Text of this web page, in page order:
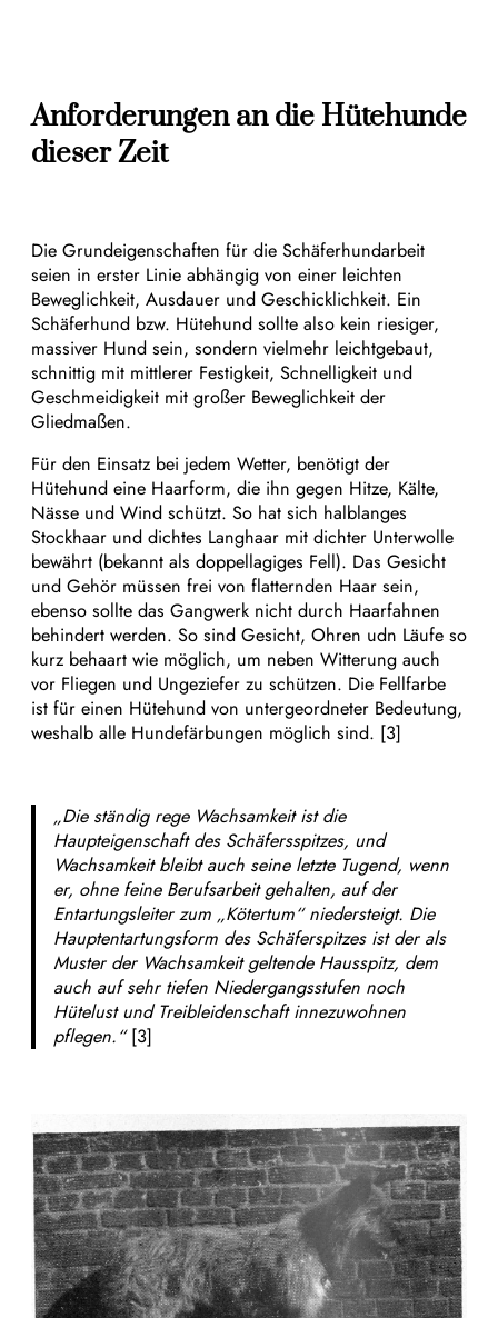
Anforderungen an die Hütehunde
dieser Zeit
Die Grundeigenschaften für die Schäferhundarbeit
seien in erster Linie abhängig von einer leichten
Beweglichkeit, Ausdauer und Geschicklichkeit. Ein
Schäferhund bzw. Hütehund sollte also kein riesiger,
massiver Hund sein, sondern vielmehr leichtgebaut,
schnittig mit mittlerer Festigkeit, Schnelligkeit und
Geschmeidigkeit mit großer Beweglichkeit der
Gliedmaßen.
Für den Einsatz bei jedem Wetter, benötigt der
Hütehund eine Haarform, die ihn gegen Hitze, Kälte,
Nässe und Wind schützt. So hat sich halblanges
Stockhaar und dichtes Langhaar mit dichter Unterwolle
bewährt (bekannt als doppellagiges Fell). Das Gesicht
und Gehör müssen frei von flatternden Haar sein,
ebenso sollte das Gangwerk nicht durch Haarfahnen
behindert werden. So sind Gesicht, Ohren udn Läufe so
kurz behaart wie möglich, um neben Witterung auch
vor Fliegen und Ungeziefer zu schützen. Die Fellfarbe
ist für einen Hütehund von untergeordneter Bedeutung,
weshalb alle Hundefärbungen möglich sind. [3]
„Die ständig rege Wachsamkeit ist die
Haupteigenschaft des Schäfersspitzes, und
Wachsamkeit bleibt auch seine letzte Tugend, wenn
er, ohne feine Berufsarbeit gehalten, auf der
Entartungsleiter zum „Kötertum“ niedersteigt. Die
Hauptentartungsform des Schäferspitzes ist der als
Muster der Wachsamkeit geltende Hausspitz, dem
auch auf sehr tiefen Niedergangsstufen noch
Hütelust und Treibleidenschaft innezuwohnen
pflegen.“[3]